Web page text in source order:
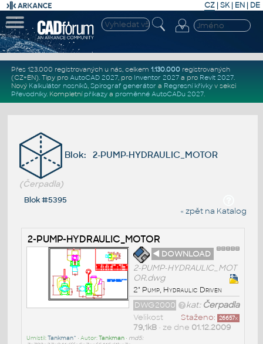
CZ | SK| EN | DE
Přes 123.000 registrovaných u nás, celkem 1.130.000registrovaných
(CZ+EN). Tipy pro AutoCAD 2027, pro Inventor 2027a pro Revit 2027.
Nový Kalkulátor nosníků, Spirograf generátor a Regresní křivkyv sekci
Převodníky. Kompletní příkazya proměnné AutoCADu 2027.
Blok: 2-PUMP-HYDRAULIC_MOTOR
(Čerpadla)
Blok #5395
« zpět na Katalog
2-PUMP-HYDRAULIC_MOTOR
◄ DOWNLOAD
2-PUMP-HYDRAULIC_MOT
OR.dwg
2" Pump, Hydraulic Driven
kat: Čerpadla
DWG2000
Staženo: 26657x
Velikost
79,1kB• ze dne 01.12.2009
Umístil:Tankman^ • Autor:Tankman• md5: